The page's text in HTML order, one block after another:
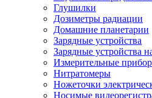
Глушилки
Дозиметры радиации
Домашние планетарии
Зарядные устройства
Зарядные устройства
Измерительные
Нитратомеры
Ножеточки
Носимые